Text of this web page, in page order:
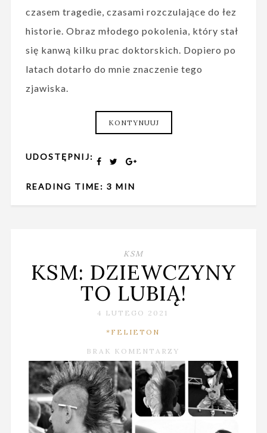
czasem tragedie, czasami rozczulające do łez
historie. Obraz młodego pokolenia, który stał
się kanwą kilku prac doktorskich. Dopiero po
latach dotarło do mnie znaczenie tego
zjawiska.
KONTYNUUJ
UDOSTĘPNIJ:
READING TIME: 3 MIN
KSM
KSM: DZIEWCZYNY
TO LUBIĄ!
4 LUTEGO 2021
*FELIETON
BRAK KOMENTARZY